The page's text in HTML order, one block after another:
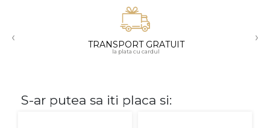
18K
‹ TRANSPORT GRATUIT
la plata cu cardul
›
S-ar putea sa iti placa si: